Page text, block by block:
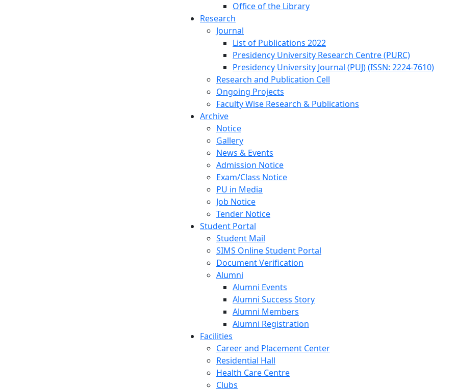
Office of the Library
Research
Journal
List of Publications 2022
Presidency University Research Centre (PURC)
Presidency University Journal (PUJ) (ISSN: 2224-7610)
Research and Publication Cell
Ongoing Projects
Faculty Wise Research & Publications
Archive
Notice
Gallery
News & Events
Admission Notice
Exam/Class Notice
PU in Media
Job Notice
Tender Notice
Student Portal
Student Mail
SIMS Online Student Portal
Document Verification
Alumni
Alumni Events
Alumni Success Story
Alumni Members
Alumni Registration
Facilities
Career and Placement Center
Residential Hall
Health Care Centre
Clubs